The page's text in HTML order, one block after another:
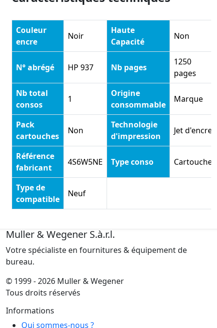
Couleur
encre
Noir
Haute
Capacité
Non
N° abrégé HP 937 Nb pages
1250
pages
Nb total
consos
1
Origine
consommable
Marque
Pack
cartouches
Non
Technologie
d'impression
Jet d'encre
Référence
fabricant
4S6W5NE Type conso Cartouche
Type de
compatible
Neuf
Muller & Wegener S.à.r.l.
Votre spécialiste en fournitures & équipement de
bureau.
© 1999 - 2026 Muller & Wegener
Tous droits réservés
Informations
Qui sommes-nous ?